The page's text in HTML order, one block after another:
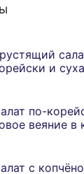
и
по-
веяние в
с